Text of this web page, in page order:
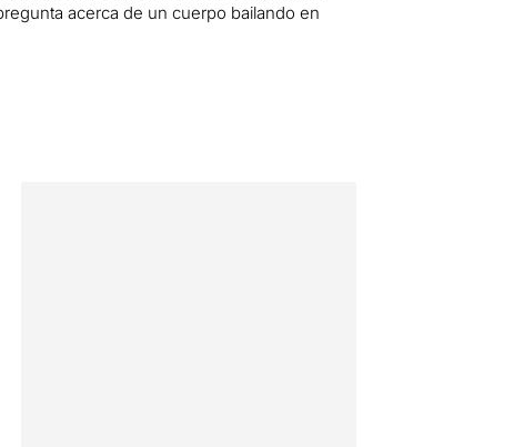
acerca de un cuerpo bailando en